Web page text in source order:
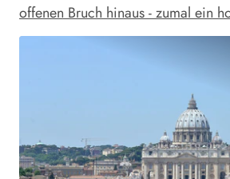
offenen Bruch hinaus - zumal ein